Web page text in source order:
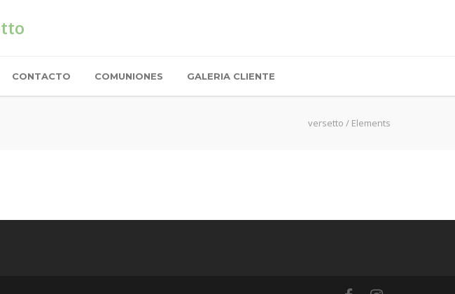
CONTACTO COMUNIONES GALERIA CLIENTE
versetto / Elements